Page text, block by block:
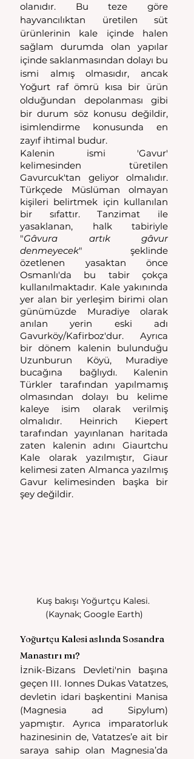
olanıdır. Bu teze göre
hayvancılıktan üretilen süt
ürünlerinin kale içinde halen
sağlam durumda olan yapılar
içinde saklanmasından dolayı bu
ismi almış olmasıdır, ancak
Yoğurt raf ömrü kısa bir ürün
olduğundan depolanması gibi
bir durum söz konusu değildir,
isimlendirme konusunda en
zayıf ihtimal budur.
Kalenin ismi 'Gavur'
kelimesinden türetilen
Gavurcuk'tan geliyor olmalıdır.
Türkçede Müslüman olmayan
kişileri belirtmek için kullanılan
bir sıfattır. Tanzimat ile
yasaklanan, halk tabiriyle
"Gâvura artık gâvur
denmeyecek" şeklinde
özetlenen yasaktan önce
Osmanlı'da bu tabir çokça
kullanılmaktadır. Kale yakınında
yer alan bir yerleşim birimi olan
günümüzde Muradiye olarak
anılan yerin eski adı
Gavurköy/Kafirboz'dur. Ayrıca
bir dönem kalenin bulunduğu
Uzunburun Köyü, Muradiye
bucağına bağlıydı. Kalenin
Türkler tarafından yapılmamış
olmasından dolayı bu kelime
kaleye isim olarak verilmiş
olmalıdır. Heinrich Kiepert
tarafından yayınlanan haritada
zaten kalenin adını Giaurtchu
Kale olarak yazılmıştır, Giaur
kelimesi zaten Almanca yazılmış
Gavur kelimesinden başka bir
şey değildir.
Kuş bakışı Yoğurtçu Kalesi.
(Kaynak; Google Earth)
Yoğurtçu Kalesi aslında Sosandra
Manastırı mı?
İznik-Bizans Devleti'nin başına
geçen III. Ionnes Dukas Vatatzes,
devletin idari başkentini Manisa
(Magnesia ad Sipylum)
yapmıştır. Ayrıca imparatorluk
hazinesinin de, Vatatzes’e ait bir
saraya sahip olan Magnesia’da